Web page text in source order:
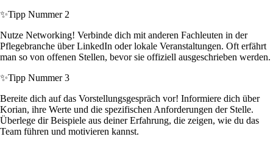
✨Tipp Nummer 2
Nutze Networking! Verbinde dich mit anderen Fachleuten in der
Pflegebranche über LinkedIn oder lokale Veranstaltungen. Oft erfährt
man so von offenen Stellen, bevor sie offiziell ausgeschrieben werden.
✨Tipp Nummer 3
Bereite dich auf das Vorstellungsgespräch vor! Informiere dich über
Korian, ihre Werte und die spezifischen Anforderungen der Stelle.
Überlege dir Beispiele aus deiner Erfahrung, die zeigen, wie du das
Team führen und motivieren kannst.